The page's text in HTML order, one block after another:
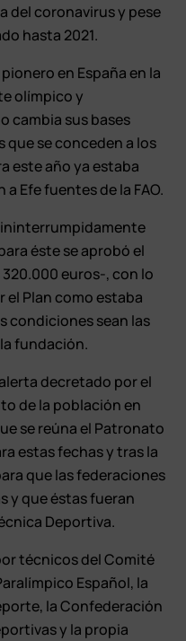
del coronavirus y pese
hasta 2021.
en España en la
olímpico y
cambia sus bases
que se conceden a los
este año ya estaba
Efe fuentes de la FAO.
éste se aprobó el
euros-, con lo
el Plan como estaba
condiciones sean las
fundación.
decretado por el
de la población en
se reúna el Patronato
estas fechas y tras la
que las federaciones
y que éstas fueran
Deportiva.
técnicos del Comité
Español, la
la Confederación
y la propia